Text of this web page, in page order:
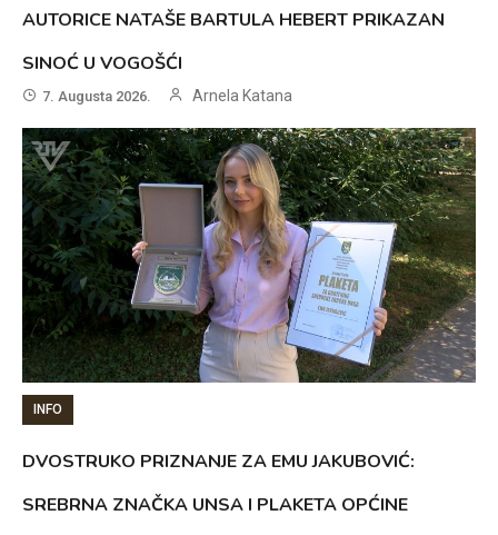
AUTORICE NATAŠE BARTULA HEBERT PRIKAZAN
SINOĆ U VOGOŠĆI
7. Augusta 2026. Arnela Katana
INFO
DVOSTRUKO PRIZNANJE ZA EMU JAKUBOVIĆ:
SREBRNA ZNAČKA UNSA I PLAKETA OPĆINE